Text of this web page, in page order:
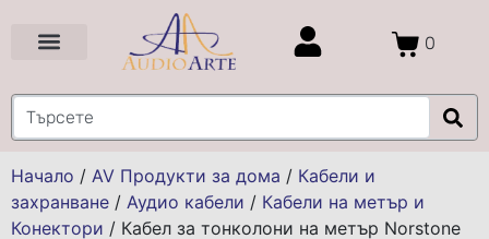
0
Начало / AV Продукти за дома / Кабели и
захранване / Аудио кабели / Кабели на метър и
Конектори / Кабел за тонколони на метър Norstone